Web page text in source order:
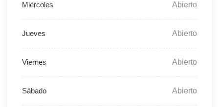
Abierto
Abierto
Abierto
Abierto